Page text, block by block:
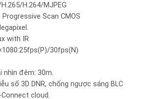
H.264/MJPEG
Scan CMOS
with IR
30fps(N)
nhìn đêm: 30m.
số 3D DNR, chống ngược sáng BLC
cloud.